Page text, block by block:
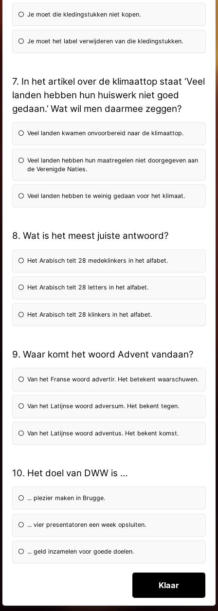
Je moet die kledingstukken niet kopen.
Je moet het label verwijderen van die kledingstukken.
7. In het artikel over de klimaattop staat ‘Veel
landen hebben hun huiswerk niet goed
gedaan.’ Wat wil men daarmee zeggen?
Veel landen kwamen onvoorbereid naar de klimaattop.
Veel landen hebben hun maatregelen niet doorgegeven aan
de Verenigde Naties.
Veel landen hebben te weinig gedaan voor het klimaat.
8. Wat is het meest juiste antwoord?
Het Arabisch telt 28 medeklinkers in het alfabet.
Het Arabisch telt 28 letters in het alfabet.
Het Arabisch telt 28 klinkers in het alfabet.
9. Waar komt het woord Advent vandaan?
Van het Franse woord advertir. Het betekent waarschuwen.
Van het Latijnse woord adversum. Het bekent tegen.
Van het Latijnse woord adventus. Het bekent komst.
10. Het doel van DWW is …
... plezier maken in Brugge.
... vier presentatoren een week opsluiten.
... geld inzamelen voor goede doelen.